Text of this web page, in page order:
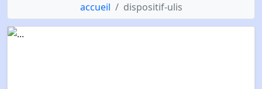
accueil dispositif-ulis